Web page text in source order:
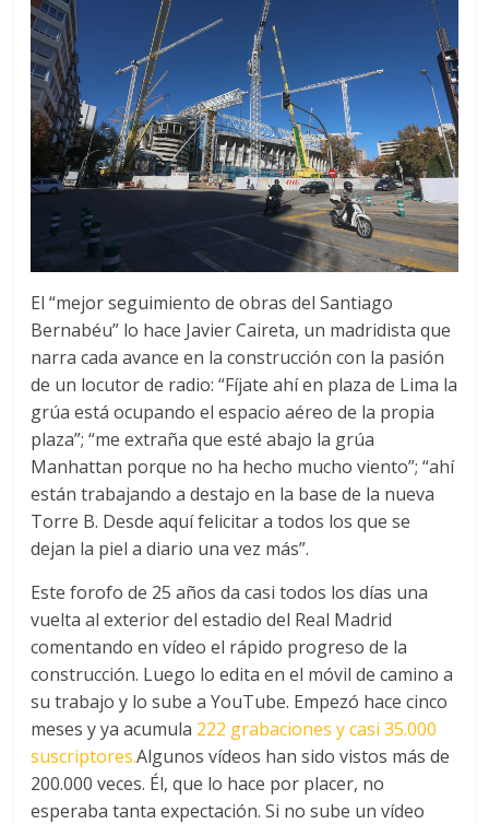
El “mejor seguimiento de obras del Santiago
Bernabéu” lo hace Javier Caireta, un madridista que
narra cada avance en la construcción con la pasión
de un locutor de radio: “Fíjate ahí en plaza de Lima la
grúa está ocupando el espacio aéreo de la propia
plaza”; “me extraña que esté abajo la grúa
Manhattan porque no ha hecho mucho viento”; “ahí
están trabajando a destajo en la base de la nueva
Torre B. Desde aquí felicitar a todos los que se
dejan la piel a diario una vez más”.
Este forofo de 25 años da casi todos los días una
vuelta al exterior del estadio del Real Madrid
comentando en vídeo el rápido progreso de la
construcción. Luego lo edita en el móvil de camino a
su trabajo y lo sube a YouTube. Empezó hace cinco
meses y ya acumula 222 grabaciones y casi 35.000
suscriptores.Algunos vídeos han sido vistos más de
200.000 veces. Él, que lo hace por placer, no
esperaba tanta expectación. Si no sube un vídeo